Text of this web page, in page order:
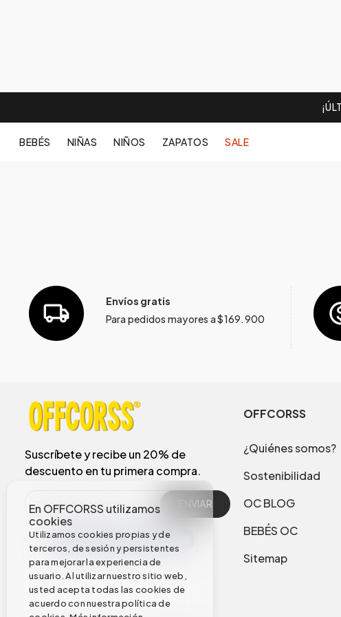
BEBÉS NIÑAS NIÑOS ZAPATOS SALE
En OFFCORSS utilizamos
cookies
Utilizamos cookies propias y de
terceros, de sesión y persistentes
para mejorar la experiencia de
usuario. Al utilizar nuestro sitio web,
usted acepta todas las cookies de
acuerdo con nuestra política de
Envíos gratis
Para pedidos mayores a $169.900
Suscríbete y recibe un 20% de
descuento en tu primera compra.
ENVIAR
OFFCORSS
¿Quiénes somos?
Sostenibilidad
OC BLOG
BEBÉS OC
Sitemap